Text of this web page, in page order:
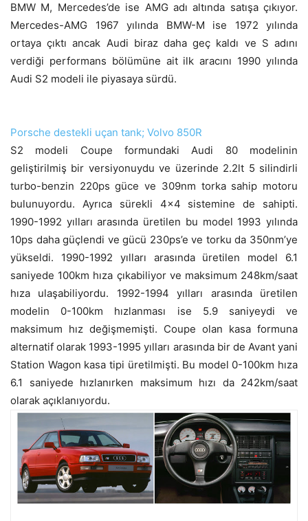
BMW M, Mercedes’de ise AMG adı altında satışa çıkıyor.
Mercedes-AMG 1967 yılında BMW-M ise 1972 yılında
ortaya çıktı ancak Audi biraz daha geç kaldı ve S adını
verdiği performans bölümüne ait ilk aracını 1990 yılında
Audi S2 modeli ile piyasaya sürdü.
Porsche destekli uçan tank; Volvo 850R
S2 modeli Coupe formundaki Audi 80 modelinin
geliştirilmiş bir versiyonuydu ve üzerinde 2.2lt 5 silindirli
turbo-benzin 220ps güce ve 309nm torka sahip motoru
bulunuyordu. Ayrıca sürekli 4×4 sistemine de sahipti.
1990-1992 yılları arasında üretilen bu model 1993 yılında
10ps daha güçlendi ve gücü 230ps’e ve torku da 350nm’ye
yükseldi. 1990-1992 yılları arasında üretilen model 6.1
saniyede 100km hıza çıkabiliyor ve maksimum 248km/saat
hıza ulaşabiliyordu. 1992-1994 yılları arasında üretilen
modelin 0-100km hızlanması ise 5.9 saniyeydi ve
maksimum hız değişmemişti. Coupe olan kasa formuna
alternatif olarak 1993-1995 yılları arasında bir de Avant yani
Station Wagon kasa tipi üretilmişti. Bu model 0-100km hıza
6.1 saniyede hızlanırken maksimum hızı da 242km/saat
olarak açıklanıyordu.